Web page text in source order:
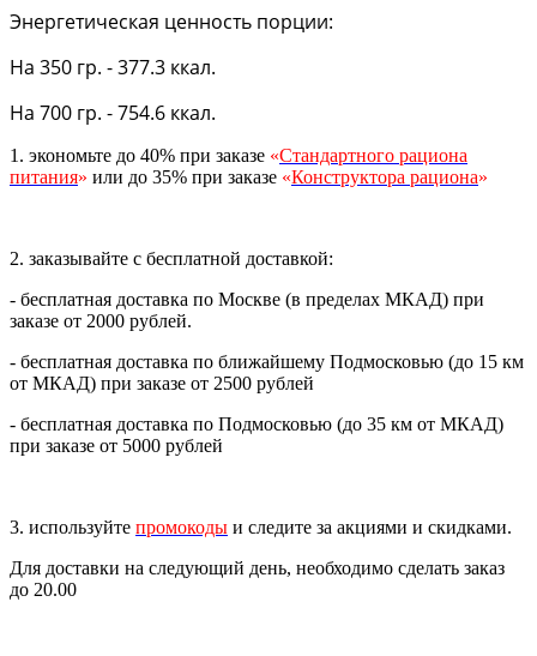
Энергетическая ценность порции:
На 350 гр. - 377.3 ккал.
На 700 гр. - 754.6 ккал.
1. экономьте до 40% при заказе «Стандартного рациона
питания» или до 35% при заказе «Конструктора рациона»
2. заказывайте с бесплатной доставкой:
- бесплатная доставка по Москве (в пределах МКАД) при
заказе от 2000 рублей.
- бесплатная доставка по ближайшему Подмосковью (до 15 км
от МКАД) при заказе от 2500 рублей
- бесплатная доставка по Подмосковью (до 35 км от МКАД)
при заказе от 5000 рублей
3. используйте промокоды и следите за акциями и скидками.
Для доставки на следующий день, необходимо сделать заказ
до 20.00